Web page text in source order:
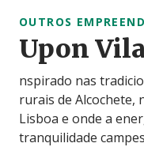
OUTROS
Upon
nspirado nas
rurais de Alcochete,
Lisboa e onde a
tranquilidade